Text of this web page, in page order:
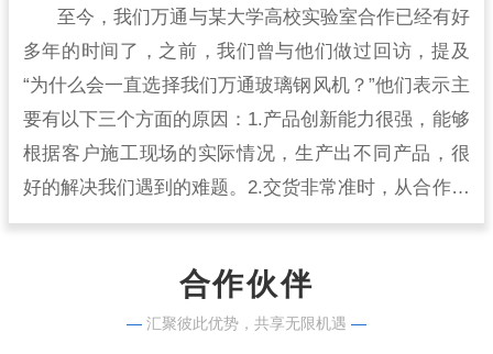
至今，我们万通与某大学高校实验室合作已经有好
多年的时间了，之前，我们曾与他们做过回访，提及
“为什么会一直选择我们万通玻璃钢风机？”他们表示主
要有以下三个方面的原因：1.产品创新能力很强，能够
根据客户施工现场的实际情况，生产出不同产品，很
好的解决我们遇到的难题。2.交货非常准时，从合作开
始到现在，从来没有出现过延时交货的情况，生产实
合作伙伴
— 汇聚彼此优势，共享无限机遇 —